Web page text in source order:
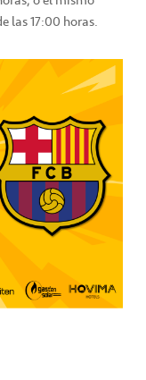
las 17:00 horas.